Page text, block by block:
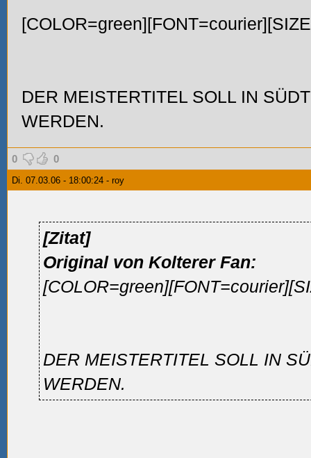
DER MEISTERTITEL SOLL IN
WERDEN.
0 0
Di. 07.03.06 - 18:00:24 - roy
[Zitat]
Original von Kolterer Fan:
DER MEISTERTITEL SOLL IN
WERDEN.